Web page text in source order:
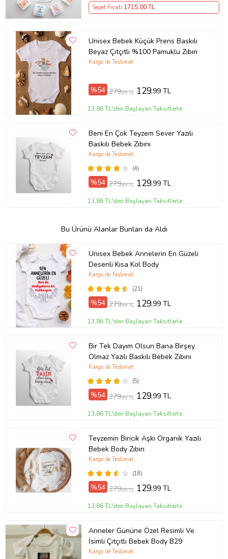
Sepet Fiyatı 1715,00 TL
Unisex Bebek Küçük Prens Baskılı
Beyaz Çıtçıtlı %100 Pamuklu Zıbın
Kargo ile Teslimat
%54 279,99 TL 129,99 TL
13,86 TL'den Başlayan Taksitlerle
Beni En Çok Teyzem Sever Yazılı
Baskılı Bebek Zıbını
(4)
Kargo ile Teslimat
%54 279,99 TL 129,99 TL
13,86 TL'den Başlayan Taksitlerle
Bu Ürünü Alanlar Bunları da Aldı
Unisex Bebek Annelerin En Güzeli
Desenli Kısa Kol Body
(21)
Kargo ile Teslimat
%54 279,99 TL 129,99 TL
13,86 TL'den Başlayan Taksitlerle
Bir Tek Dayım Olsun Bana Birşey
Olmaz Yazılı Baskılı Bebek Zıbını
(5)
Kargo ile Teslimat
%54 279,99 TL 129,99 TL
13,86 TL'den Başlayan Taksitlerle
Teyzemin Biricik Aşkı Organik Yazılı
Bebek Body Zıbın
(18)
Kargo ile Teslimat
%54 279,99 TL 129,99 TL
13,86 TL'den Başlayan Taksitlerle
Anneler Gününe Özel Resimli Ve
İsimli Çıtçıtlı Bebek Body B29
Kargo ile Teslimat